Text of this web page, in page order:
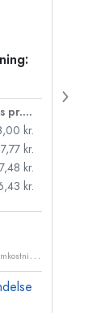
Pris pr. stk.
kr.
7,77 kr.
7,48 kr.
kr.
P
riser inkl. moms, eksklusive forsendelsesomkostninger